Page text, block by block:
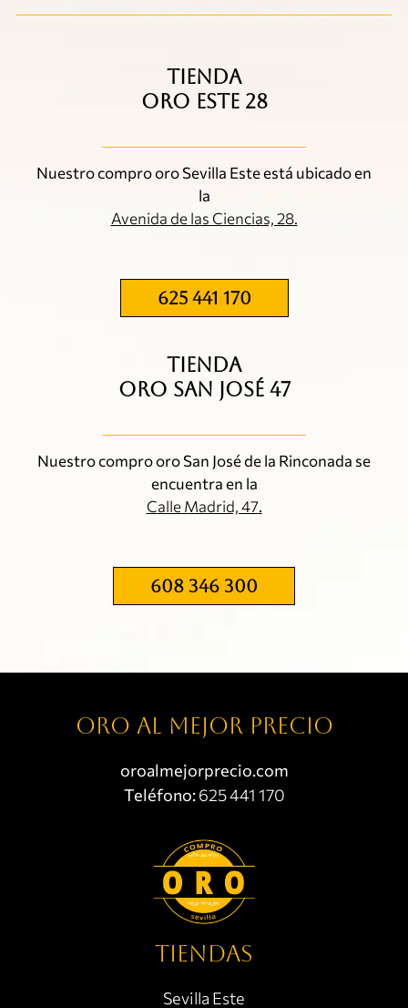
TIENDA
ORO ESTE 28
Nuestro compro oro Sevilla Este está ubicado en
la
Avenida de las Ciencias, 28.
625 441 170
TIENDA
ORO SAN JOSÉ 47
Nuestro compro oro San José de la Rinconada se
encuentra en la
Calle Madrid, 47.
608 346 300
Oro al mejor precio
oroalmejorprecio.com
Teléfono:625 441 170
TIENDAS
Sevilla Este